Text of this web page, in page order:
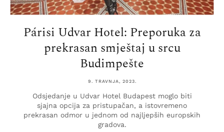
Párisi Udvar Hotel: Preporuka za
prekrasan smještaj u srcu
Budimpešte
9. TRAVNJA, 2023.
Odsjedanje u Udvar Hotel Budapest moglo biti
sjajna opcija za pristupačan, a istovremeno
prekrasan odmor u jednom od najljepših europskih
gradova.